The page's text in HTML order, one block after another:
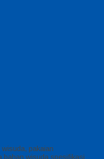
pakaian
bahan wisuda spesifikasi